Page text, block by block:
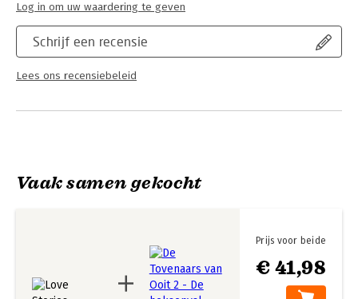
Schrijf een recensie
Lees ons recensiebeleid
Log in om uw waardering te geven
Vaak samen gekocht
€ 41,98
Prijs voor beide